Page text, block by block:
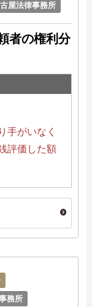
屋法律事務所
者の権利分
手がいなく
評価した額
務所